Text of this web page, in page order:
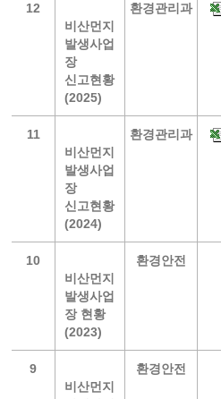
12
비산먼지
발생사업
장
신고현황
(2025)
환경관리과
11
비산먼지
발생사업
장
신고현황
(2024)
환경관리과
10
비산먼지
발생사업
장 현황
(2023)
환경안전
9
비산먼지
환경안전